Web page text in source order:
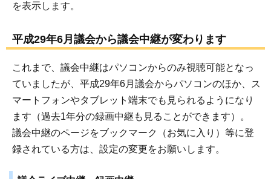
を表示します。
平成29年6月議会から議会中継が変わります
これまで、議会中継はパソコンからのみ視聴可能となっ
ていましたが、平成29年6月議会からパソコンのほか、ス
マートフォンやタブレット端末でも見られるようになり
ます（過去1年分の録画中継も見ることができます）。
議会中継のページをブックマーク（お気に入り）等に登
録されている方は、設定の変更をお願いします。